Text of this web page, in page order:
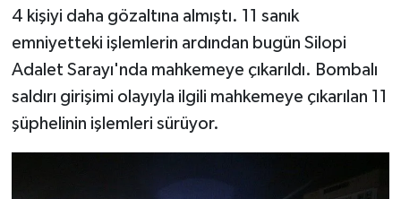
4 kişiyi daha gözaltına almıştı. 11 sanık
emniyetteki işlemlerin ardından bugün Silopi
Adalet Sarayı'nda mahkemeye çıkarıldı. Bombalı
saldırı girişimi olayıyla ilgili mahkemeye çıkarılan 11
şüphelinin işlemleri sürüyor.